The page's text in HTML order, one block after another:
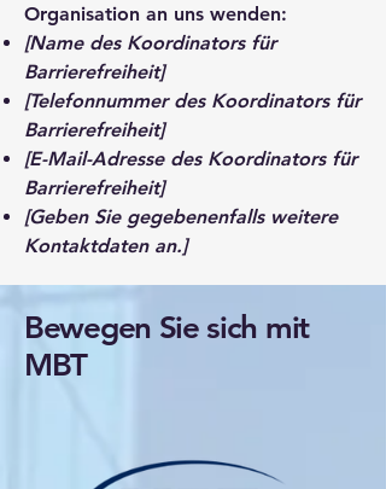
Organisation an uns wenden:
[Name des Koordinators für
Barrierefreiheit]
[Telefonnummer des Koordinators für
Barrierefreiheit]
[E-Mail-Adresse des Koordinators für
Barrierefreiheit]
[Geben Sie gegebenenfalls weitere
Kontaktdaten an.]
Bewegen Sie sich mit
MBT